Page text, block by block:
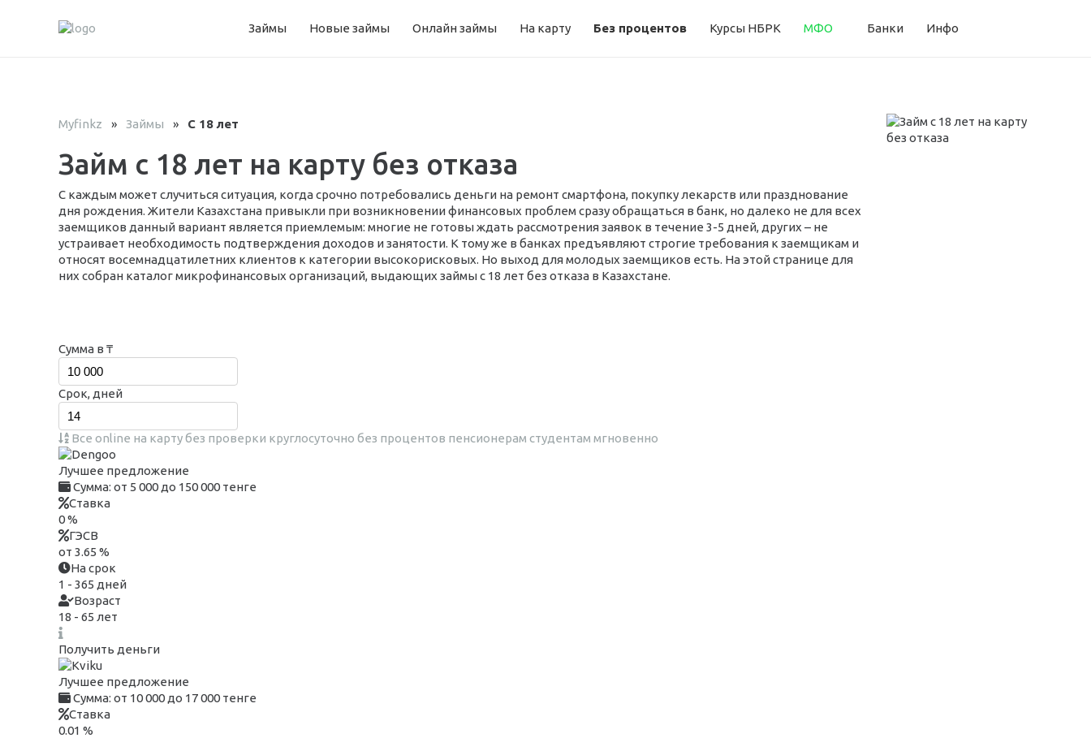
Займы Новые займы Онлайн займы На карту Без процентов Курсы НБРК МФО Банки Инфо
Myfinkz » Займы » С 18 лет
Займ с 18 лет на карту без отказа
С каждым может случиться ситуация, когда срочно потребовались деньги на ремонт смартфона, покупку лекарств или празднование
дня рождения. Жители Казахстана привыкли при возникновении финансовых проблем сразу обращаться в банк, но далеко не для всех
заемщиков данный вариант является приемлемым: многие не готовы ждать рассмотрения заявок в течение 3-5 дней, других – не
устраивает необходимость подтверждения доходов и занятости. К тому же в банках предъявляют строгие требования к заемщикам и
относят восемнадцатилетних клиентов к категории высокорисковых. Но выход для молодых заемщиков есть. На этой странице для
них собран каталог микрофинансовых организаций, выдающих займы с 18 лет без отказа в Казахстане.
Сумма в ₸
Срок, дней
Все online на картубез проверки круглосуточно без процентов пенсионерам студентам мгновенно
Лучшее предложение
Сумма: от 5 000 до 150 000 тенге
Ставка
0 %
ГЭСВ
от 3.65 %
На срок
1 - 365 дней
Возраст
18 - 65 лет
Получить деньги
Лучшее предложение
Сумма: от 10 000 до 17 000 тенге
Ставка
0.01 %